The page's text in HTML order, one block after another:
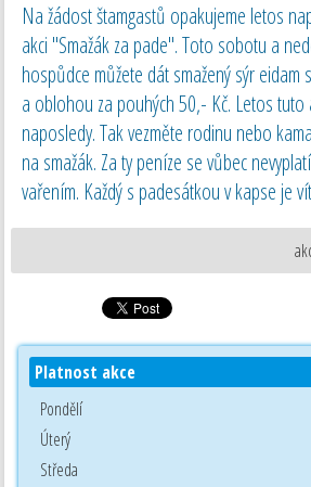
Na žádost štamgastů opakujeme letos
akci "Smažák za pade". Toto sobotu a
hospůdce můžete dát smažený sýr
a oblohou za pouhých 50,- Kč. Letos tuto
naposledy. Tak vezměte rodinu nebo
na smažák. Za ty peníze se vůbec
vařením. Každý s padesátkou v kapse je
Platnost akce
Pondělí
Úterý
Středa